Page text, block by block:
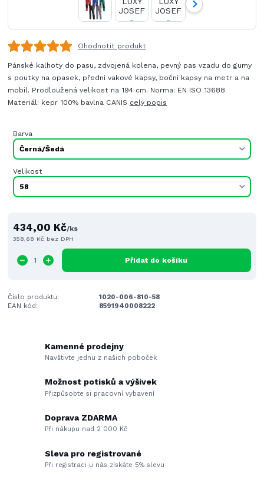
Ohodnotit produkt
Pánské kalhoty do pasu, zdvojená kolena, pevný pas vzadu do gumy
s poutky na opasek, přední vakové kapsy, boční kapsy na metr a na
mobil. Prodloužená velikost na 194 cm. Norma: EN ISO 13688
Materiál: kepr 100% bavlna CANIS celý popis
Barva
Velikost
434,00 Kč/ks
358,68 Kč bez DPH
Přidat do košíku
Číslo produktu:
1020-006-810-58
EAN kód:
8591940008222
Kamenné prodejny
Navštivte jednu z našich poboček
Možnost potisků a výšivek
Přizpůsobte si pracovní vybavení
Doprava ZDARMA
Při nákupu nad 2 000 Kč
Sleva pro registrované
Při registraci u nás získáte 5% slevu